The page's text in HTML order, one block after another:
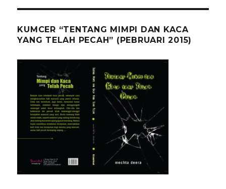
KUMCER “TENTANG MIMPI DAN KACA
YANG TELAH PECAH” (PEBRUARI 2015)